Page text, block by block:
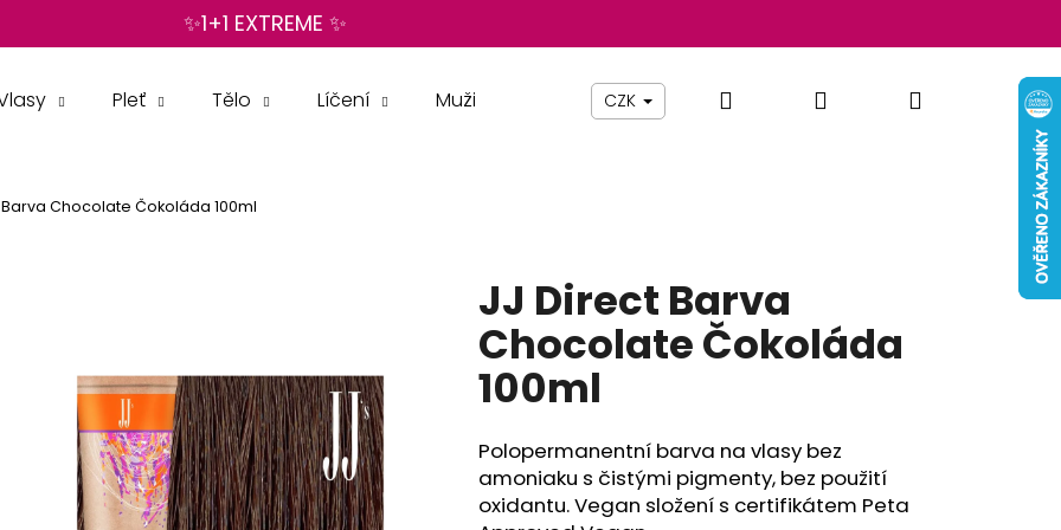
✨1+1 EXTREME ✨
Pleť Tělo Líčení Muži Beauty By Simona Pomůcky Nábytek
CZK Hledat PřihlášeníNákupní
Chocolate Čokoláda 100ml
JJ Direct Barva
Chocolate Čokoláda
100ml
Polopermanentní barva na vlasy bez
amoniaku s čistými pigmenty, bez použití
oxidantu.Vegan složení s certifikátem Peta
Následující